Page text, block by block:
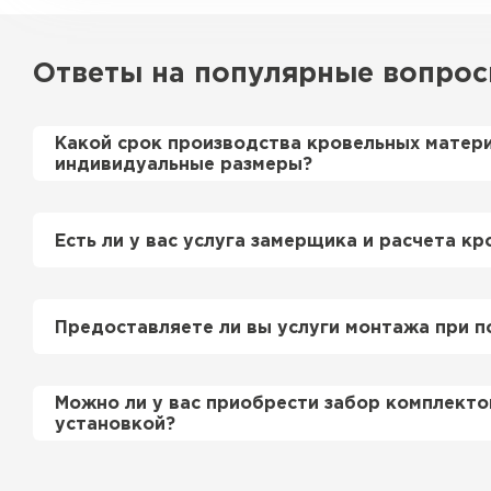
Ответы на популярные
Какой срок производства кровельных
индивидуальные размеры?
профнастила 1-2 дня. Производственные
нам производить более 700 м2 в день.
Есть ли у вас услуга замерщика и расчета
просьбе приедет на объект и сделает
этом стоимость расчета нашим специалистом
Предоставляете ли вы услуги монтажа при
смонтировать Вашу кровлю и забор по
подробно уточняйте у менеджера по телефону.
Можно ли у вас приобрести забор
установкой?
Керамическая черепица
ПЕРЕЙТИ